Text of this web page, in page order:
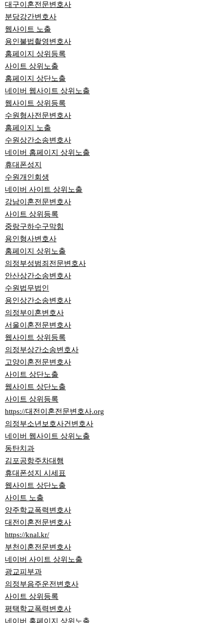
대구이혼전문변호사
분당강간변호사
웹사이트 노출
용인불법촬영변호사
홈페이지 상위등록
사이트 상위노출
홈페이지 상단노출
네이버 웹사이트 상위노출
웹사이트 상위등록
수원형사전문변호사
홈페이지 노출
수원상간소송변호사
네이버 홈페이지 상위노출
휴대폰성지
수원개인회생
네이버 사이트 상위노출
강남이혼전문변호사
사이트 상위등록
중랑구하수구막힘
용인형사변호사
홈페이지 상위노출
의정부성범죄전문변호사
안산상간소송변호사
수원법무법인
용인상간소송변호사
의정부이혼변호사
서울이혼전문변호사
웹사이트 상위등록
의정부상간소송변호사
고양이혼전문변호사
사이트 상단노출
웹사이트 상단노출
사이트 상위등록
https://대전이혼전문변호사.org
의정부소년보호사건변호사
네이버 웹사이트 상위노출
동탄치과
김포공항주차대행
휴대폰성지 시세표
웹사이트 상단노출
사이트 노출
양주학교폭력변호사
대전이혼전문변호사
https://knal.kr/
부천이혼전문변호사
네이버 사이트 상위노출
광교피부과
의정부음주운전변호사
사이트 상위등록
평택학교폭력변호사
네이버 홈페이지 상위노출